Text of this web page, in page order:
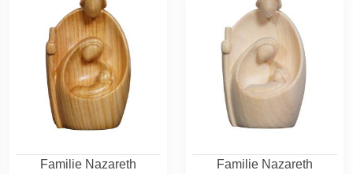
Familie Nazareth
Familie Nazareth